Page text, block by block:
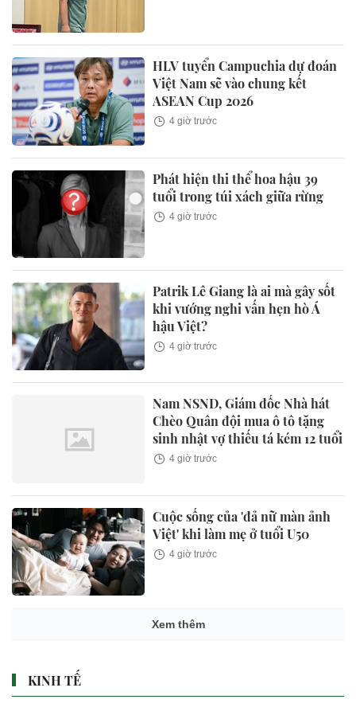
HLV tuyển Campuchia dự đoán
Việt Nam sẽ vào chung kết
ASEAN Cup 2026
4 giờ trước
Phát hiện thi thể hoa hậu 39
tuổi trong túi xách giữa rừng
4 giờ trước
Patrik Lê Giang là ai mà gây sốt
khi vướng nghi vấn hẹn hò Á
hậu Việt?
4 giờ trước
Nam NSND, Giám đốc Nhà hát
Chèo Quân đội mua ô tô tặng
sinh nhật vợ thiếu tá kém 12 tuổi
4 giờ trước
Cuộc sống của 'đả nữ màn ảnh
Việt' khi làm mẹ ở tuổi U50
4 giờ trước
Xem thêm
KINH TẾ